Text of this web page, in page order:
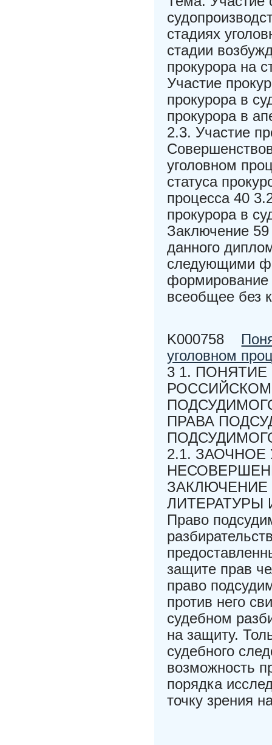
стадиях
стадии
прокурора на
Участие
прокурора в
прокурора в
2.3. Участие
уголовном
статуса
процесса 40
прокурора в
Заключение
данного
следующими
формирование
всеобщее без
K000758
уголовном
3 1.
ПРАВА
2.1. ЗАОЧНОЕ
ЛИТЕРАТУРЫ
Право
защите прав
право
против него
судебном
на защиту.
судебного
возможность
порядка
точку зрения